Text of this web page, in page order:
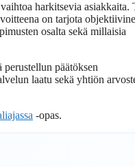
harkitsevia asiakkaita.
on tarjota
osalta sekä millaisia
päätöksen
laatu sekä yhtiön
-opas.